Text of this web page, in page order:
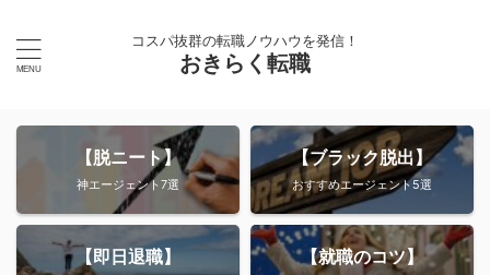
コスパ抜群の転職ノウハウを発信！
おきらく転職
【脱ニート】
神エージェント7選
【ブラック脱出】
おすすめエージェント5選
【即日退職】 【就職のコツ】